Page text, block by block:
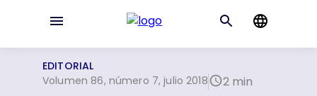
EDITORIAL
Volumen 86, número 7, julio 2018
2 min